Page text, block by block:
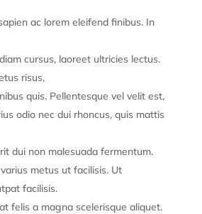
ac lorem eleifend finibus. In
cursus, laoreet ultricies lectus.
risus,
quis. Pellentesque vel velit est,
odio nec dui rhoncus, quis mattis
dui non malesuada fermentum.
metus ut facilisis. Ut
facilisis.
felis a magna scelerisque aliquet.